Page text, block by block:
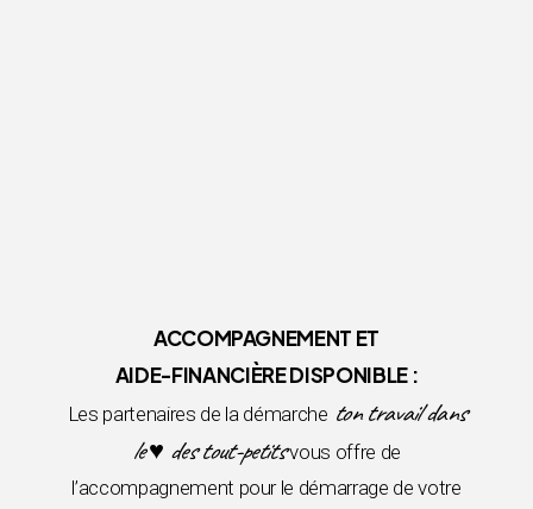
ACCOMPAGNEMENT ET
AIDE-FINANCIÈRE DISPONIBLE :
Les partenaires de la démarche ton travail dans
le ♥ des tout-petitsvous offre de
l’accompagnement pour le démarrage de votre